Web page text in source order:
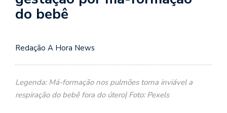
do bebê
Redação A Hora News
Legenda: Má-formação nos pulmões torna inviável a
respiração do bebê fora do útero| Foto: Pexels